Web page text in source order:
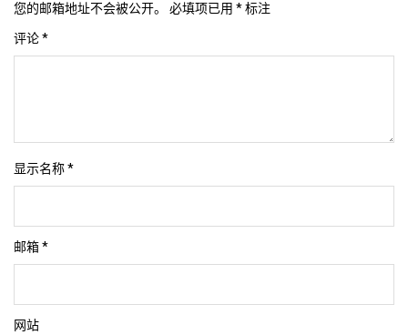
您的邮箱地址不会被公开。 必填项已用 *标注
评论*
显示名称*
邮箱*
网站